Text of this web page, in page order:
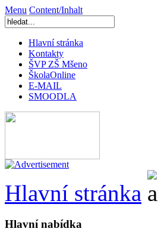
Menu Content/Inhalt
Hlavní stránka
Kontakty
ŠVP ZŠ Mšeno
ŠkolaOnline
E-MAIL
SMOODLA
Hlavní stránka
Hlavní nabídka